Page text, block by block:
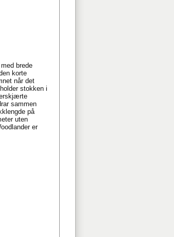
brede
korte
når det
stokken i
sammen
på
uten
er